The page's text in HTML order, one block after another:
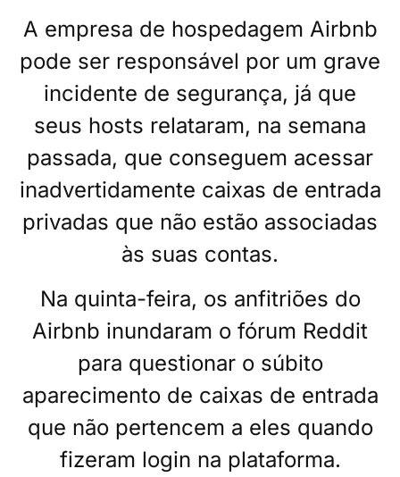
A empresa de hospedagem Airbnb
pode ser responsável por um grave
incidente de segurança, já que
seus hosts relataram, na semana
passada, que conseguem acessar
inadvertidamente caixas de entrada
privadas que não estão associadas
às suas contas.
Na quinta-feira, os anfitriões do
Airbnb inundaram o fórum Reddit
para questionar o súbito
aparecimento de caixas de entrada
que não pertencem a eles quando
fizeram login na plataforma.